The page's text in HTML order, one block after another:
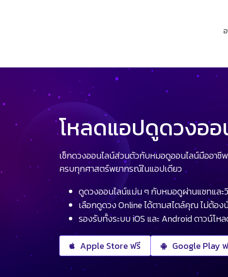
โหลดแอปดูดวงออ
เช็กดวงออนไลน์ส่วนตัวกับหมอดูออนไลน์มืออาชีพ
ครบทุกศาสตร์พยากรณ์ในแอปเดียว
ดูดวงออนไลน์แม่น ๆ กับหมอดูผ่านแชทและ
เลือกดูดวง Online ได้ตามสไตล์คุณ ไม่ต้อง
รองรับทั้งระบบ iOS และ Android ดาวน์โห
Apple Store ฟรี Google Play